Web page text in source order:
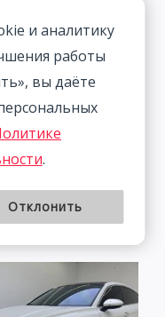
1.4T 150HP 2WD
| Белый | Арт.
800₽
и аналитику
работы
вы даёте
.
Отклонить